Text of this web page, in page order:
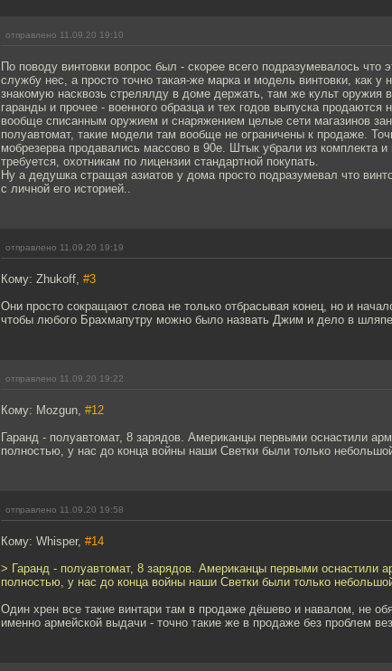
отправлено 11.09.20 19:10
По поводу винтовки вопрос был - скорее всего подразумевалось что
службу нес, а просто точно такая-же марка и модель винтовки, как у
знакомую насквозь стрелялду в доме держать, там же культ оружия
гаранды и прочее - военного образца и тех годов выпуска
вообще списанным оружием и снаряжением целые сети магазинов
полуавтомат, такие модели там вообще не ограничены к продаже.
мобрезерва продавались массово в 90е. Штык убрали из комплекта и
требуется, охотникам по лицензии стандартной покупать.
Ну а дедушка стращая азиатов у дома просто подразумевал что
с личной его историей..
отправлено 11.09.20 19:19
Кому: Zhukoff, #3
Они просто сокращают слова не только отбрасывая конец, но и
чтобы любого Брахмапутру можно было назвать Джим и дело в
отправлено 11.09.20 19:22
Кому: Mozgun, #12
Гаранд - полуавтомат, 8 зарядов. Американцы первыми оснастили
полностью, у нас до конца войны наши Светки были только
отправлено 11.09.20 19:58
Кому: Whisper, #14
> Гаранд - полуавтомат, 8 зарядов. Американцы первыми оснастили
полностью, у нас до конца войны наши Светки были только
Один хрен все такие винтари там в продаже дёшево и навалом, не
именно армейской выдачи - точно такие же в продаже без проблем